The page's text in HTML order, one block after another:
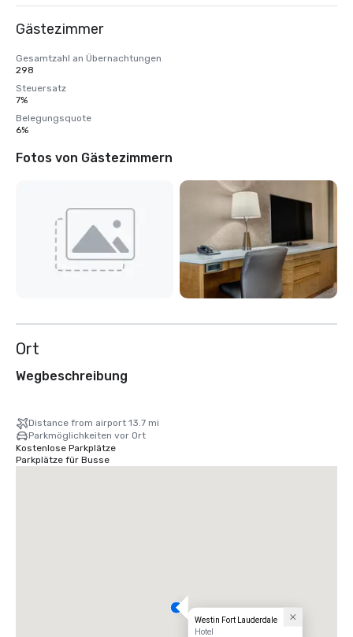
Gästezimmer
Gesamtzahl an Übernachtungen
298
Steuersatz
7%
Belegungsquote
6%
Fotos von Gästezimmern
Ort
Wegbeschreibung
Distance from airport 13.7 mi
Parkmöglichkeiten vor Ort
Kostenlose Parkplätze
Parkplätze für Busse
Westin Fort Lauderdale
Hotel